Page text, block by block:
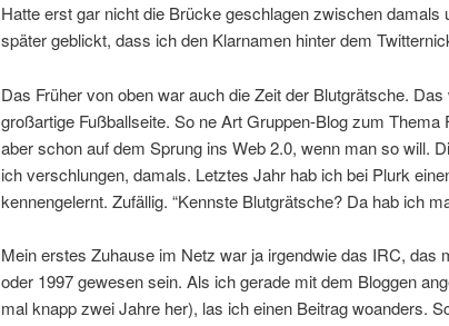
Hatte erst gar nicht die Brücke geschlagen zwischen damals
später geblickt, dass ich den Klarnamen hinter dem
Das Früher von oben war auch die Zeit der Blutgrätsche.
großartige Fußballseite. So ne Art Gruppen-Blog zum Thema
aber schon auf dem Sprung ins Web 2.0, wenn man so will.
ich verschlungen, damals. Letztes Jahr hab ich bei Plurk
kennengelernt. Zufällig. “Kennste Blutgrätsche? Da hab ich
Mein erstes Zuhause im Netz war ja irgendwie das IRC, das
oder 1997 gewesen sein. Als ich gerade mit dem Bloggen
mal knapp zwei Jahre her), las ich einen Beitrag woanders.